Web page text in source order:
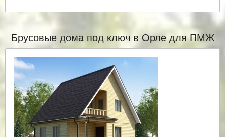
Брусовые дома под ключ в Орле для ПМЖ